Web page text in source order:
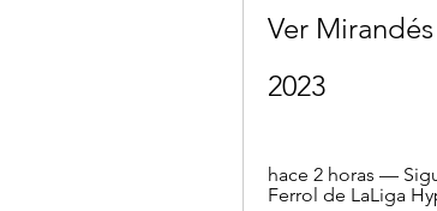
Ver
2023
hace 2 horas —
Ferrol de LaLiga